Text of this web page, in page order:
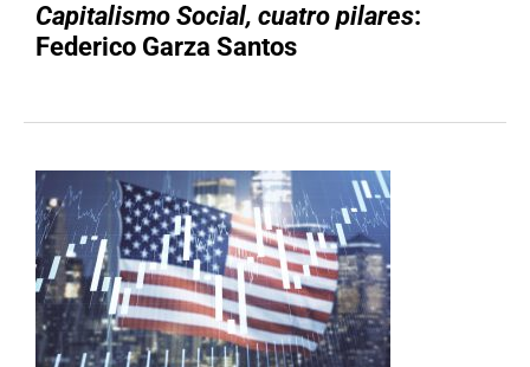
Capitalismo Social, cuatro pilares:
Federico Garza Santos